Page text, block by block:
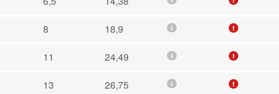
8 18,9
11 24,49
13 26,75